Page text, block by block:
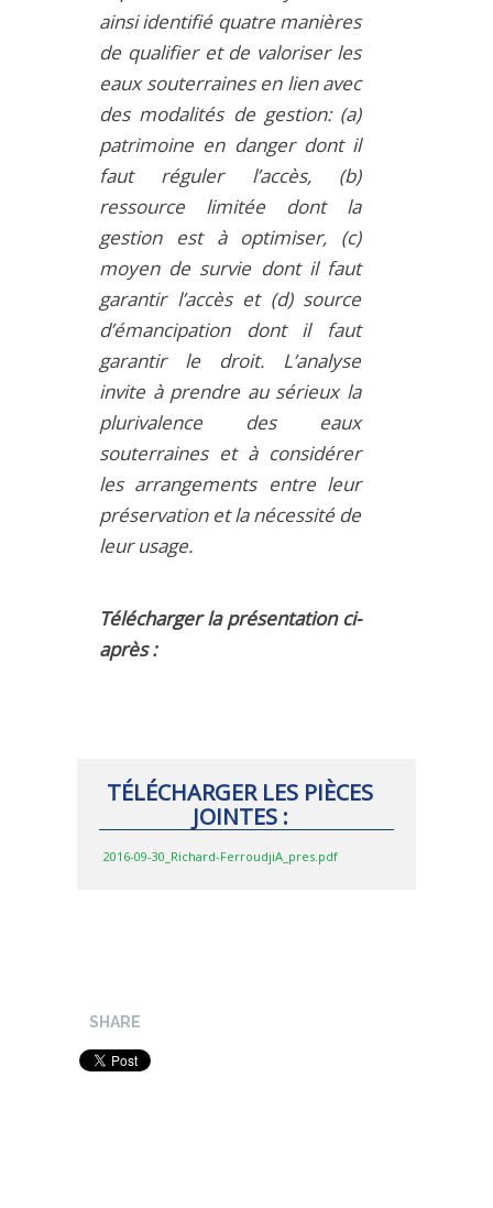
ainsi identifié quatre manières
de qualifier et de valoriser les
eaux souterraines en lien avec
des modalités de gestion: (a)
patrimoine en danger dont il
faut réguler l’accès, (b)
ressource limitée dont la
gestion est à optimiser, (c)
moyen de survie dont il faut
garantir l’accès et (d) source
d’émancipation dont il faut
garantir le droit. L’analyse
invite à prendre au sérieux la
plurivalence des eaux
souterraines et à considérer
les arrangements entre leur
préservation et la nécessité de
leur usage.
Télécharger la présentation ci-
après :
TÉLÉCHARGER LES PIÈCES
JOINTES :
2016-09-30_Richard-FerroudjiA_pres.pdf
SHARE